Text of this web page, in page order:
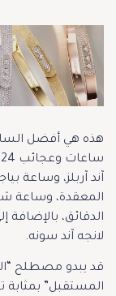
هذه هي أفضل
آند آربلز، وساعة
الدقائق، بالإضافة
لانجه آند سونه.
قد يبدو مصطلح
المستقبل”